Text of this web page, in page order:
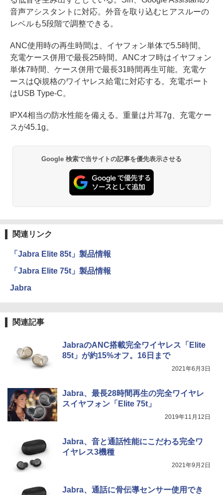
音声アシスタントに対応。外音を取り込むヒアスルーの
レベルも5段階で調整できる。
ANC使用時の再生時間は、イヤフォン単体で5.5時間。
充電ケース併用で最長25時間。ANCオフ時はイヤフォン
単体7時間、ケース併用で最長31時間再生可能。充電ケ
ースはQi規格のワイヤレス給電に対応する。充電ポート
はUSB Type-C。
IPX4相当の防水性能を備える。重量は片耳7g、充電ケー
スが45.1g。
Google 検索で当サイトの記事を優先表示させる
関連リンク
「Jabra Elite 85t」製品情報
「Jabra Elite 75t」製品情報
Jabra
関連記事
JabraのANC搭載完全ワイヤレス「Elite
85t」が約15%オフ。16日まで
2021年6月3日
Jabra、最長28時間再生の完全ワイヤレ
スイヤフォン「Elite 75t」
2019年11月12日
Jabra、音と通話性能にこだわる完全ワ
イヤレス3機種
2021年9月2日
Jabra、通話に骨伝導センサー使用でき